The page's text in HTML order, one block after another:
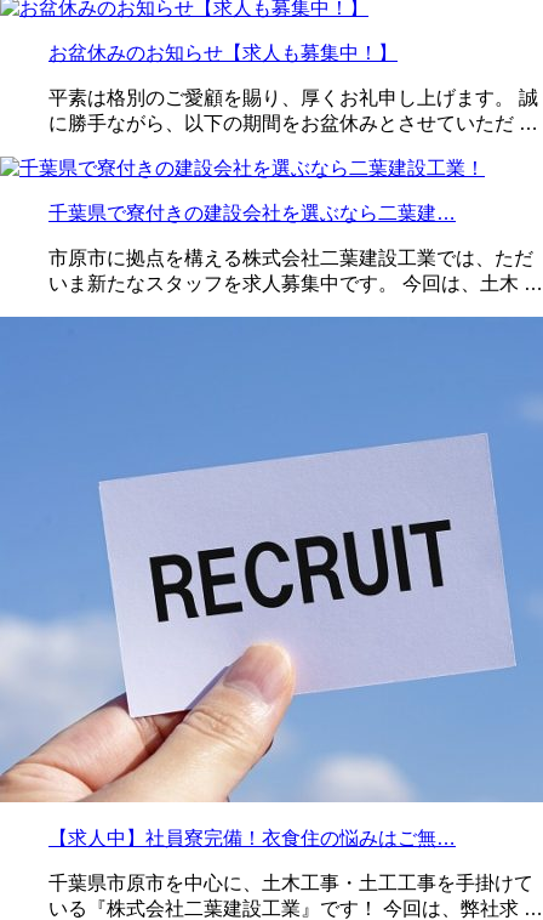
お盆休みのお知らせ【求人も募集中！】
平素は格別のご愛顧を賜り、厚くお礼申し上げます。 誠
に勝手ながら、以下の期間をお盆休みとさせていただ …
千葉県で寮付きの建設会社を選ぶなら二葉建…
市原市に拠点を構える株式会社二葉建設工業では、ただ
いま新たなスタッフを求人募集中です。 今回は、土木 …
【求人中】社員寮完備！衣食住の悩みはご無…
千葉県市原市を中心に、土木工事・土工工事を手掛けて
いる『株式会社二葉建設工業』です！ 今回は、弊社求 …